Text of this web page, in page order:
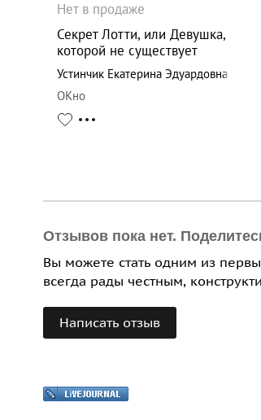
Нет в продаже
Секрет Лотти, или Девушка,
которой не существует
Устинчик Екатерина Эдуардовна
ОКно
Отзывов пока нет.
Вы можете стать одним из
всегда рады честным,
Написать отзыв